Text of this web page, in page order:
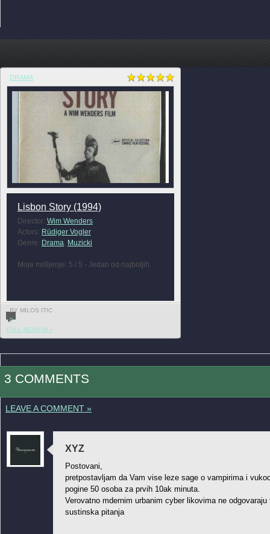
DRAMA
Lisbon Story (1994)
Director: Wim Wenders
Actors: Rüdiger Vogler
Genre: Drama Muzicki
Moje mišljenje: 5 / 5 - Jedan od najboljih
BY MILOS ITIC
0
FULL REVIEW »
3 COMMENTS
LEAVE A COMMENT »
XYZ
Postovani,
pretpostavljam da Vam vise leze sage o vampirima i
pogine 50 osoba za prvih 10ak minuta.
Verovatno mdernim urbanim cyber likovima ne
sustinska pitanja